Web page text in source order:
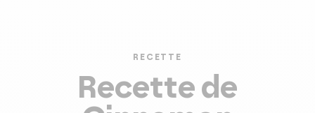
RECETTE
Recette de